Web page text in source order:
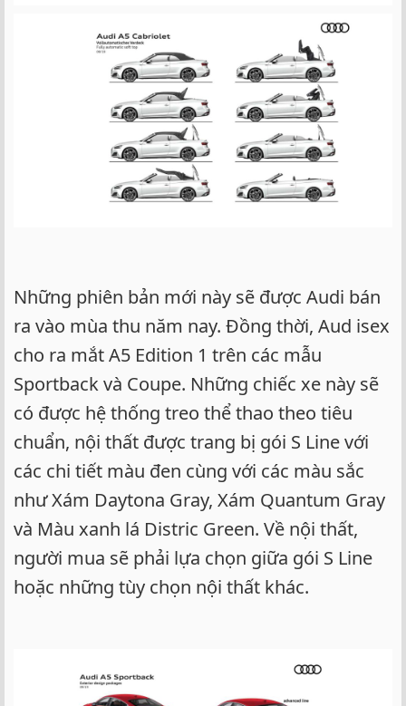
Những phiên bản mới này sẽ được Audi bán
ra vào mùa thu năm nay. Đồng thời, Aud isex
cho ra mắt A5 Edition 1 trên các mẫu
Sportback và Coupe. Những chiếc xe này sẽ
có được hệ thống treo thể thao theo tiêu
chuẩn, nội thất được trang bị gói S Line với
các chi tiết màu đen cùng với các màu sắc
như Xám Daytona Gray, Xám Quantum Gray
và Màu xanh lá Distric Green. Về nội thất,
người mua sẽ phải lựa chọn giữa gói S Line
hoặc những tùy chọn nội thất khác.